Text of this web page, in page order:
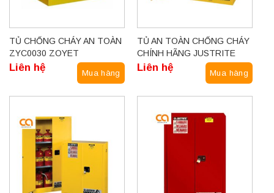
TỦ CHỐNG CHÁY AN TOÀN
ZYC0030 ZOYET
Liên hệ Mua hàng
TỦ AN TOÀN CHỐNG CHÁY
CHÍNH HÃNG JUSTRITE
Liên hệ Mua hàng